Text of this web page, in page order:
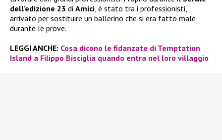
dell’edizione 23 di Amici, è stato tra i professionisti,
arrivato per sostituire un ballerino che si era fatto male
durante le prove.
LEGGI ANCHE: Cosa dicono le fidanzate di Temptation
Island a Filippo Bisciglia quando entra nel loro villaggio